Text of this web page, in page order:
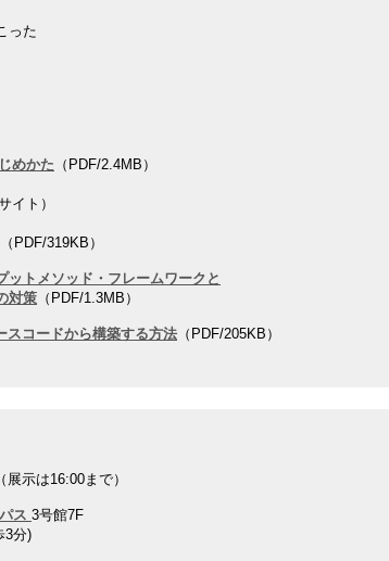
った
めかた （PDF/2.4MB）
イト）
（PDF/319KB）
ットメソッド・フレームワークと
対策 （PDF/1.3MB）
コードから構築する方法 （PDF/205KB）
示は16:00まで）
ス 3号館7F
3分)